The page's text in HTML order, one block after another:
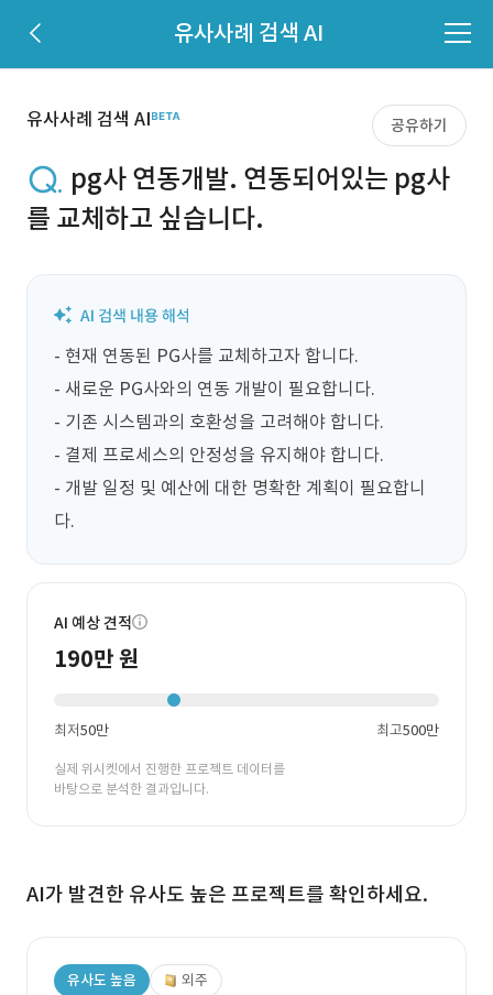
유사사례 검색 AI
유사사례 검색 AI 공유하기
pg사 연동개발. 연동되어있는 pg사
를 교체하고 싶습니다.
- 현재 연동된 PG사를 교체하고자 합니다.
- 새로운 PG사와의 연동 개발이 필요합니다.
- 기존 시스템과의 호환성을 고려해야 합니다.
- 결제 프로세스의 안정성을 유지해야 합니다.
- 개발 일정 및 예산에 대한 명확한 계획이 필요합니
다.
AI 예상 견적
190만 원
최저50만 최고500만
실제 위시켓에서 진행한 프로젝트 데이터를
바탕으로 분석한 결과입니다.
AI가 발견한 유사도 높은 프로젝트를 확인하세요.
유사도 높음 외주